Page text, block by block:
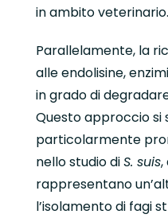
in ambito veterinario.
Parallelamente, la
alle endolisine,
in grado di
Questo approccio si
particolarmente
nello studio diS. suis,
rappresentano
l’isolamento di fagi